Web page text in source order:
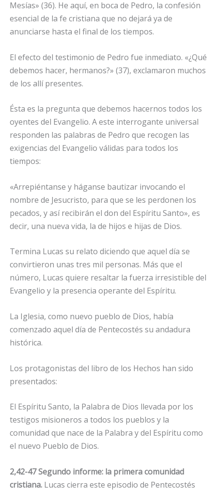
Mesías» (36). He aquí, en boca de Pedro, la confesión
esencial de la fe cristiana que no dejará ya de
anunciarse hasta el final de los tiempos.
El efecto del testimonio de Pedro fue inmediato. «¿Qué
debemos hacer, hermanos?» (37), exclamaron muchos
de los allí presentes.
Ésta es la pregunta que debemos hacernos todos los
oyentes del Evangelio. A este interrogante universal
responden las palabras de Pedro que recogen las
exigencias del Evangelio válidas para todos los
tiempos:
«Arrepiéntanse y háganse bautizar invocando el
nombre de Jesucristo, para que se les perdonen los
pecados, y así recibirán el don del Espíritu Santo», es
decir, una nueva vida, la de hijos e hijas de Dios.
Termina Lucas su relato diciendo que aquel día se
convirtieron unas tres mil personas. Más que el
número, Lucas quiere resaltar la fuerza irresistible del
Evangelio y la presencia operante del Espíritu.
La Iglesia, como nuevo pueblo de Dios, había
comenzado aquel día de Pentecostés su andadura
histórica.
Los protagonistas del libro de los Hechos han sido
presentados:
El Espíritu Santo, la Palabra de Dios llevada por los
testigos misioneros a todos los pueblos y la
comunidad que nace de la Palabra y del Espíritu como
el nuevo Pueblo de Dios.
2,42-47 Segundo informe: la primera comunidad
cristiana. Lucas cierra este episodio de Pentecostés